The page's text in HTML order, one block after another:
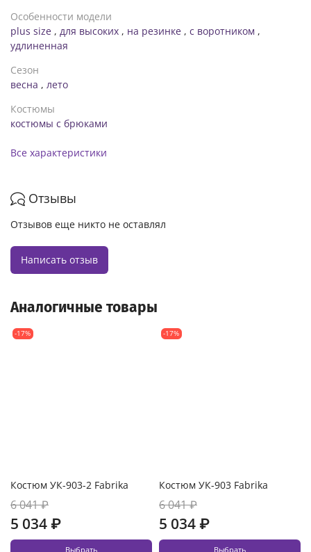
Особенности модели
plus size , для высоких , на резинке , с воротником ,
удлиненная
Сезон
весна , лето
Костюмы
костюмы с брюками
Все характеристики
Отзывы
Отзывов еще никто не оставлял
Написать отзыв
Аналогичные товары
-17%
Костюм УК-903-2 Fabrika
6 041 ₽
5 034 ₽
Выбрать
-17%
Костюм УК-903 Fabrika
6 041 ₽
5 034 ₽
Выбрать